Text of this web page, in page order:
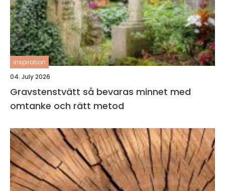
inspiration
04. July 2026
Gravstenstvätt så bevaras minnet med
omtanke och rätt metod